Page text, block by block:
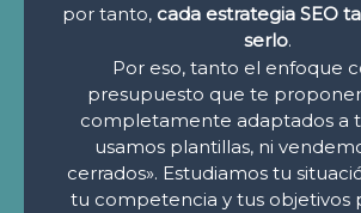
por tanto, cada estrategia SEO
serlo.
Por eso, tanto el enfoque
presupuesto que te
completamente adaptados a
usamos plantillas, ni
cerrados». Estudiamos tu
tu competencia y tus objetivos